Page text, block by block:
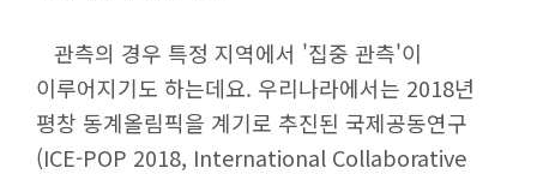
관측의 경우 특정 지역에서 '집중 관측'이
이루어지기도 하는데요. 우리나라에서는 2018년
평창 동계올림픽을 계기로 추진된 국제공동연구
(ICE-POP 2018, International Collaborative